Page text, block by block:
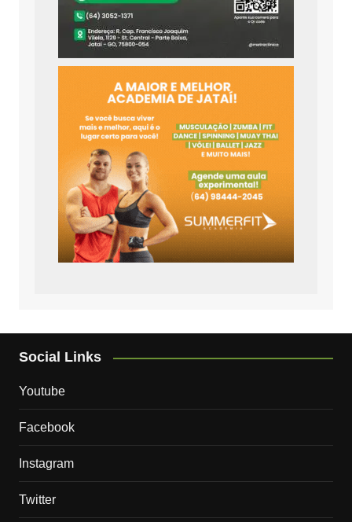
Social Links
Youtube
Facebook
Instagram
Twitter